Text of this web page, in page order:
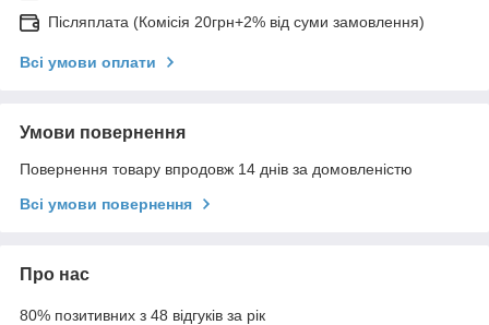
Післяплата (Комісія 20грн+2% від суми замовлення)
Всі умови оплати
Умови повернення
Повернення товару впродовж 14 днів за домовленістю
Всі умови повернення
Про нас
80% позитивних з 48 відгуків за рік